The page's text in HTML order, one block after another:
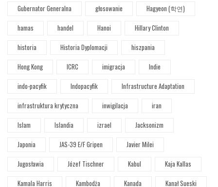
Gubernator Generalna
głosowanie
Hagyeon (학연)
hamas
handel Hanoi
Hillary Clinton
historia
Historia Dyplomacji
hiszpania
Hong Kong
ICRC imigracja
Indie
indo-pacyfik
Indopacyfik
Infrastructure Adaptation
infrastruktura krytyczna
inwigilacja
iran
Islam
Islandia izrael
Jacksonizm
Japonia
JAS-39 E/F Gripen
Javier Milei
Jugosławia
Józef Tischner Kabul
Kaja Kallas
Kamala Harris
Kambodża Kanada
Kanał Sueski